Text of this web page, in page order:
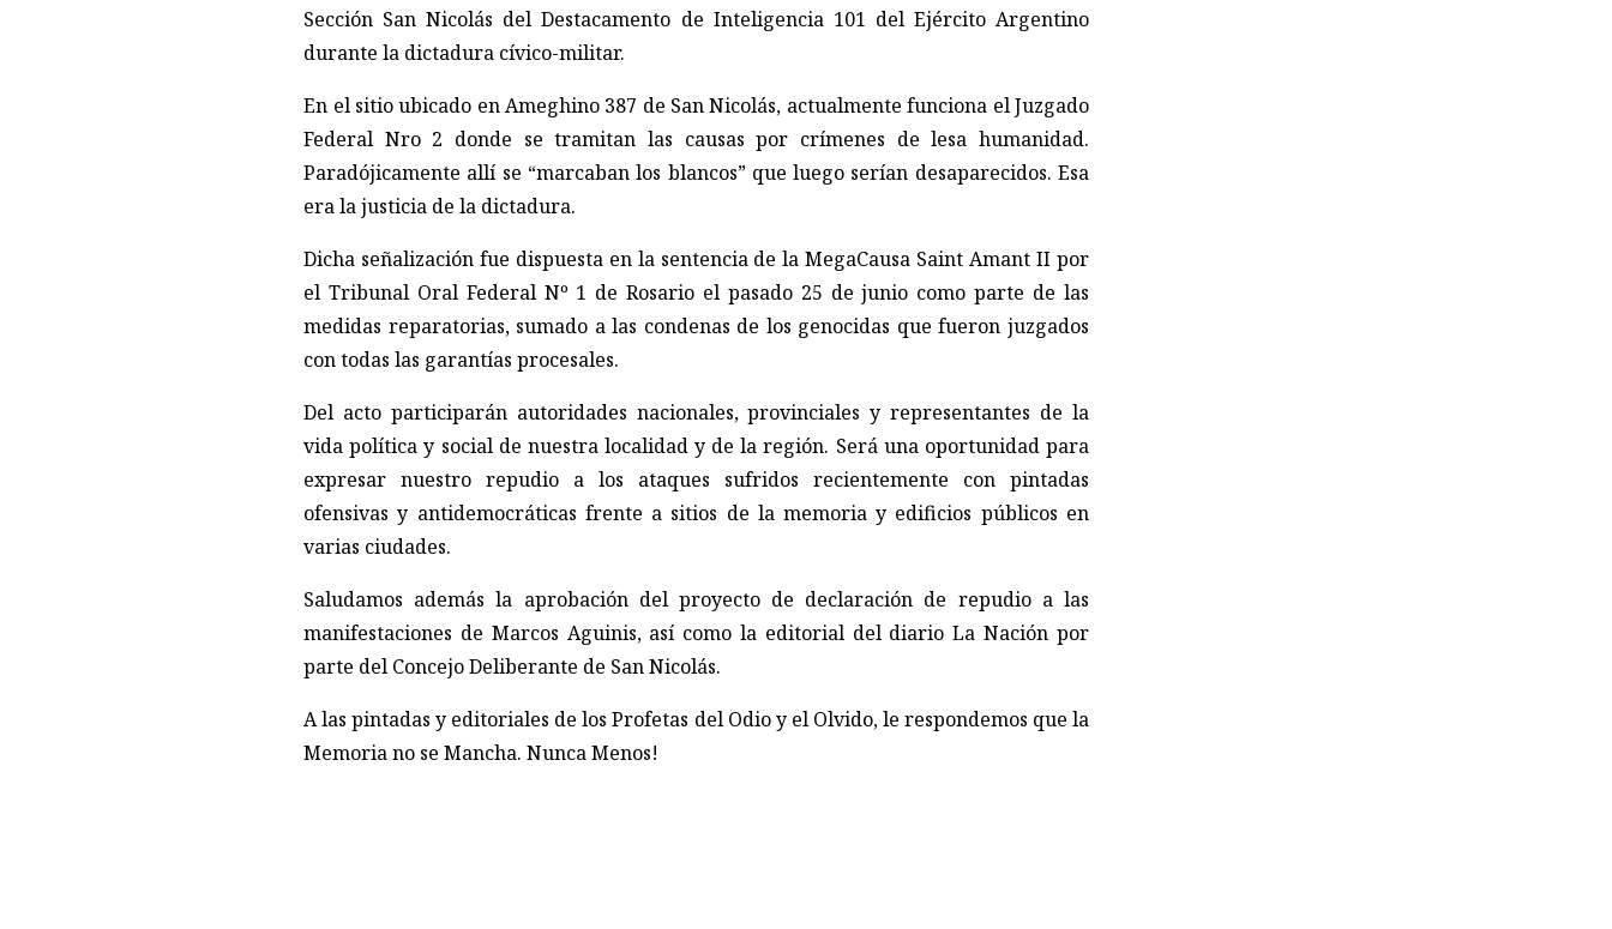
Sección San Nicolás del Destacamento de Inteligencia 101 del Ejército Argentino
durante la dictadura cívico-militar.
En el sitio ubicado en Ameghino 387 de San Nicolás, actualmente funciona el Juzgado
Federal Nro 2 donde se tramitan las causas por crímenes de lesa humanidad.
Paradójicamente allí se “marcaban los blancos” que luego serían desaparecidos. Esa
era la justicia de la dictadura.
Dicha señalización fue dispuesta en la sentencia de la MegaCausa Saint Amant II por
el Tribunal Oral Federal Nº 1 de Rosario el pasado 25 de junio como parte de las
medidas reparatorias, sumado a las condenas de los genocidas que fueron juzgados
con todas las garantías procesales.
Del acto participarán autoridades nacionales, provinciales y representantes de la
vida política y social de nuestra localidad y de la región. Será una oportunidad para
expresar nuestro repudio a los ataques sufridos recientemente con pintadas
ofensivas y antidemocráticas frente a sitios de la memoria y edificios públicos en
varias ciudades.
Saludamos además la aprobación del proyecto de declaración de repudio a las
manifestaciones de Marcos Aguinis, así como la editorial del diario La Nación por
parte del Concejo Deliberante de San Nicolás.
A las pintadas y editoriales de los Profetas del Odio y el Olvido, le respondemos que la
Memoria no se Mancha. Nunca Menos!